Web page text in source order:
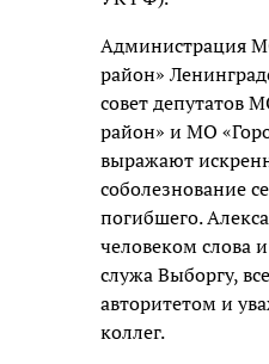
Администрация
район»
совет депутатов
район» и МО
выражают
соболезнование
погибшего.
человеком слова
служа Выборгу,
авторитетом и
коллег.